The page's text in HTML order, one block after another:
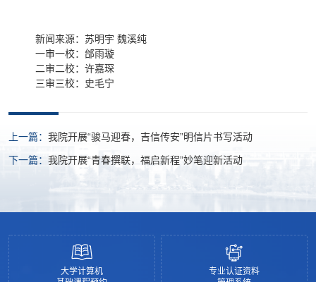
新闻来源：苏明宇 魏溪纯
一审一校：邰雨璇
二审二校：许嘉琛
三审三校：史毛宁
上一篇： 我院开展“骏马迎春，吉信传安”明信片书写活动
下一篇： 我院开展“青春撰联，福启新程”妙笔迎新活动
大学计算机
专业认证资料